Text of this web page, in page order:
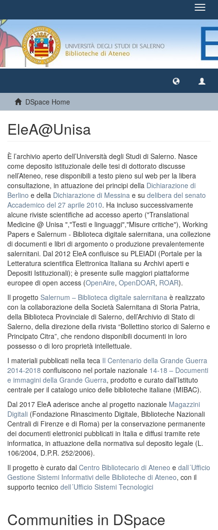
DSpace Home
EleA@Unisa
È l’archivio aperto dell’Università degli Studi di Salerno. Nasce
come deposito istituzionale delle tesi di dottorato discusse
nell’Ateneo, rese disponibili a testo pieno sul web per la libera
consultazione, in attuazione dei principi della Dichiarazione di
Berlino e della Dichiarazione di Messina e su delibera del senato
Accademico del 27 aprile 2010. Ha incluso successivamente
alcune riviste scientifiche ad accesso aperto ("Translational
Medicine @ Unisa ","Testi e linguaggi","Misure critiche"), Working
Papers e Salernum - Biblioteca digitale salernitana, una collezione
di documenti e libri di argomento o produzione prevalentemente
salernitani. Dal 2012 EleA confluisce su PLEIADI (Portale per la
Letteratura scientifica Elettronica Italiana su Archivi aperti e
Depositi Istituzionali); è presente sulle maggiori piattaforme
europee di open access (OpenAire, OpenDOAR, ROAR).
Il progetto Salernum – Biblioteca digitale salernitana è realizzato
con la collaborazione della Società Salernitana di Storia Patria,
della Biblioteca Provinciale di Salerno, dell’Archivio di Stato di
Salerno, della direzione della rivista “Bollettino storico di Salerno e
Principato Citra”, che rendono disponibili documenti in loro
possesso o di loro proprietà intellettuale.
I materiali pubblicati nella teca Il Centenario della Grande Guerra
2014-2018 confluiscono nel portale nazionale 14-18 – Documenti
e immagini della Grande Guerra, prodotto e curato dall’Istituto
centrale per il catalogo unico delle biblioteche italiane (MIBAC).
Dal 2017 EleA aderisce anche al progetto nazionale Magazzini
Digitali (Fondazione Rinascimento Digitale, Biblioteche Nazionali
Centrali di Firenze e di Roma) per la conservazione permanente
dei documenti elettronici pubblicati in Italia e diffusi tramite rete
informatica, in attuazione della normativa sul deposito legale (L.
106/2004, D.P.R. 252/2006).
Il progetto è curato dal Centro Bibliotecario di Ateneo e dall´Ufficio
Gestione Sistemi Informativi delle Biblioteche di Ateneo, con il
supporto tecnico dell´Ufficio Sistemi Tecnologici
Communities in DSpace